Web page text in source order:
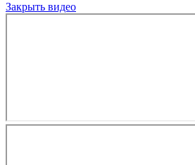
Закрыть видео